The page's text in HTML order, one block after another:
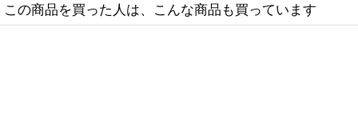
この商品を買った人は、こんな商品も買っています